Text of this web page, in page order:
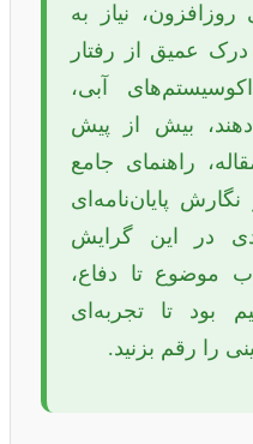
نیاز به
درک عمیق از رفتار
آبی،
دهند، بیش از پیش
راهنمای جامع
پایان‌نامه‌ای
در این گرایش
موضوع تا دفاع،
بود تا تجربه‌ای
را رقم بزنید.